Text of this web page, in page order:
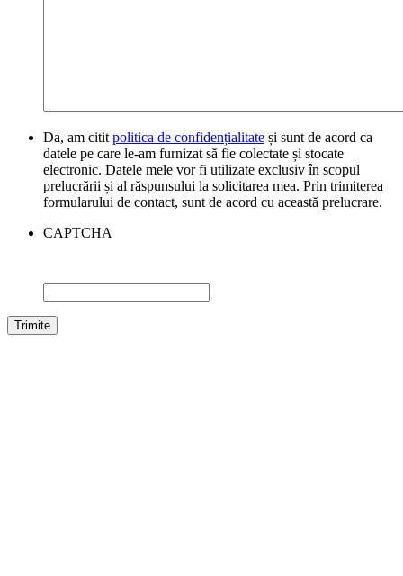
Da, am citit politica de confidențialitate și sunt de acord ca
datele pe care le-am furnizat să fie colectate și stocate
electronic. Datele mele vor fi utilizate exclusiv în scopul
prelucrării și al răspunsului la solicitarea mea. Prin trimiterea
formularului de contact, sunt de acord cu această prelucrare.
CAPTCHA